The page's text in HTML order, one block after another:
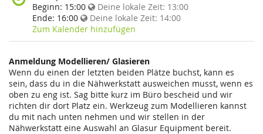
findet
diese
Veranstaltung
statt?
Beginn: 15:00 Deine lokale Zeit: 13:00
Ende: 16:00 Deine lokale Zeit: 14:00
Zum Kalender hinzufügen
Anmeldung Modellieren/ Glasieren
Wenn du einen der letzten beiden Plätze buchst, kann es
sein, dass du in die Nähwerkstatt ausweichen musst, wenn es
oben zu eng ist. Sag bitte kurz im Büro bescheid und wir
richten dir dort Platz ein. Werkzeug zum Modellieren kannst
du mit nach unten nehmen und wir stellen in der
Nähwerkstatt eine Auswahl an Glasur Equipment bereit.